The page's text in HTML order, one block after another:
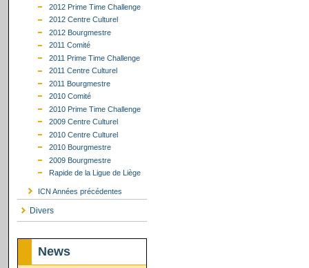
2012 Prime Time Challenge
2012 Centre Culturel
2012 Bourgmestre
2011 Comité
2011 Prime Time Challenge
2011 Centre Culturel
2011 Bourgmestre
2010 Comité
2010 Prime Time Challenge
2009 Centre Culturel
2010 Centre Culturel
2010 Bourgmestre
2009 Bourgmestre
Rapide de la Ligue de Liège
ICN Années précédentes
Divers
News